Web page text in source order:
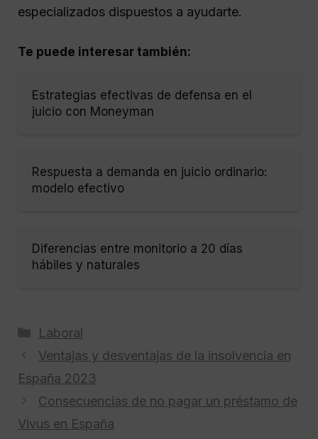
especializados dispuestos a ayudarte.
Te puede interesar también:
Estrategias efectivas de defensa en el
juicio con Moneyman
Respuesta a demanda en juicio ordinario:
modelo efectivo
Diferencias entre monitorio a 20 días
hábiles y naturales
Categorías
Laboral
Ventajas y desventajas de la insolvencia en
España 2023
Consecuencias de no pagar un préstamo de
Vivus en España